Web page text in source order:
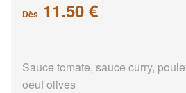
Dès 11.50 €
Sauce tomate, sauce curry,
oeuf olives